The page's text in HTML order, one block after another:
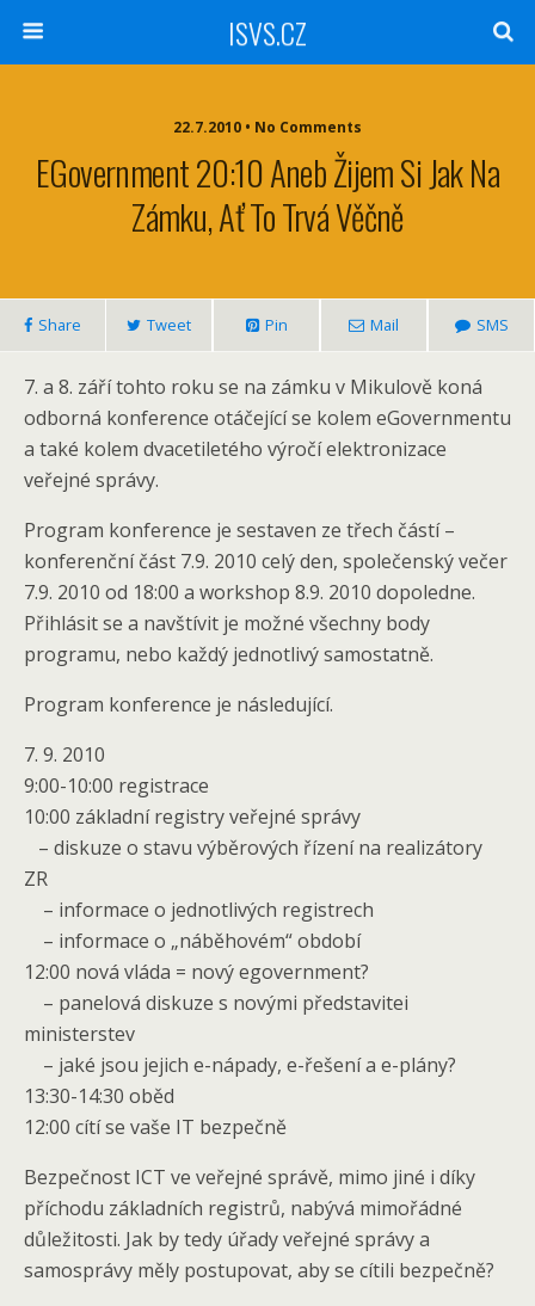
ISVS.CZ
22.7.2010 • No Comments
EGovernment 20:10 Aneb Žijem Si Jak Na
Zámku, Ať To Trvá Věčně
Share Tweet Pin Mail SMS
7. a 8. září tohto roku se na zámku v Mikulově koná
odborná konference otáčející se kolem eGovernmentu
a také kolem dvacetiletého výročí elektronizace
veřejné správy.
Program konference je sestaven ze třech částí –
konferenční část 7.9. 2010 celý den, společenský večer
7.9. 2010 od 18:00 a workshop 8.9. 2010 dopoledne.
Přihlásit se a navštívit je možné všechny body
programu, nebo každý jednotlivý samostatně.
Program konference je následující.
7. 9. 2010
9:00-10:00 registrace
10:00 základní registry veřejné správy
– diskuze o stavu výběrových řízení na realizátory
ZR
– informace o jednotlivých registrech
– informace o „náběhovém“ období
12:00 nová vláda = nový egovernment?
– panelová diskuze s novými představitei
ministerstev
– jaké jsou jejich e-nápady, e-řešení a e-plány?
13:30-14:30 oběd
12:00 cítí se vaše IT bezpečně
Bezpečnost ICT ve veřejné správě, mimo jiné i díky
příchodu základních registrů, nabývá mimořádné
důležitosti. Jak by tedy úřady veřejné správy a
samosprávy měly postupovat, aby se cítili bezpečně?